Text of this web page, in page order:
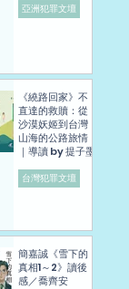
亞洲犯罪文壇
《繞路回家》不
直達的救贖：從
沙漠妖姬到台灣
山海的公路旅情
｜導讀 by 提子墨
台灣犯罪文壇
簡嘉誠《雪下的
真相1～2》讀後
感／喬齊安